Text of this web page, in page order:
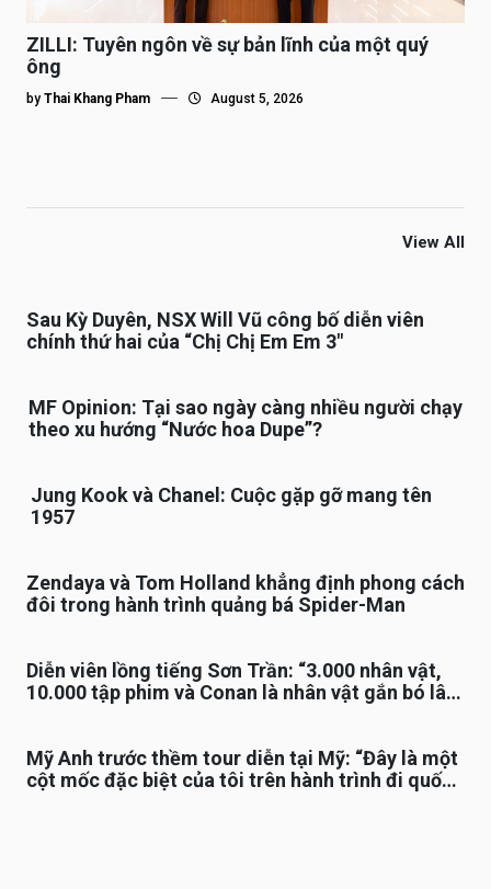
ZILLI: Tuyên ngôn về sự bản lĩnh của một quý
ông
by Thai Khang Pham August 5, 2026
View All
Sau Kỳ Duyên, NSX Will Vũ công bố diễn viên
chính thứ hai của “Chị Chị Em Em 3″
MF Opinion: Tại sao ngày càng nhiều người chạy
theo xu hướng “Nước hoa Dupe”?
Jung Kook và Chanel: Cuộc gặp gỡ mang tên
1957
Zendaya và Tom Holland khẳng định phong cách
đôi trong hành trình quảng bá Spider-Man
Diễn viên lồng tiếng Sơn Trần: “3.000 nhân vật,
10.000 tập phim và Conan là nhân vật gắn bó lâu
Mỹ Anh trước thềm tour diễn tại Mỹ: “Đây là một
cột mốc đặc biệt của tôi trên hành trình đi quốc